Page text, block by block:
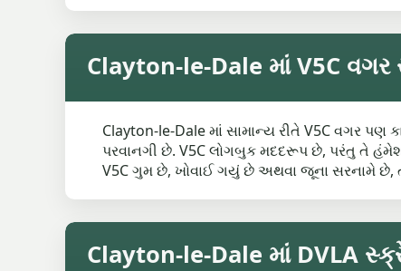
Clayton-le-Dale માં V5C વગર
Clayton-le-Dale માં સામાન્ય રીતે V5C વગર
પરવાનગી છે. V5C લોગબુક મદદરૂપ છે, પરંતુ તે
V5C ગુમ છે, ખોવાઈ ગયું છે અથવા જૂના સરનામે છે,
Clayton-le-Dale માં DVLA